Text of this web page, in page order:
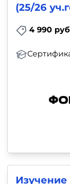
(25/26
4 990
Изучение